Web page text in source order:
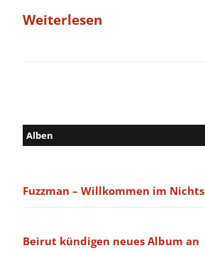
Weiterlesen
Alben
Fuzzman – Willkommen im Nichts
Beirut kündigen neues Album an